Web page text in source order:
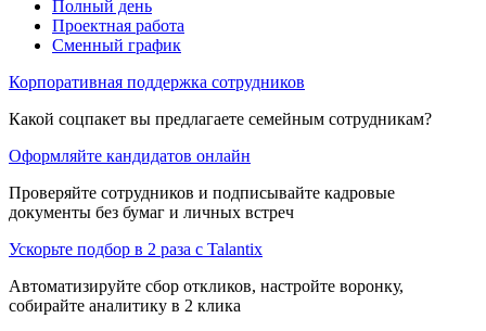
Полный день
Проектная работа
Сменный график
Корпоративная поддержка сотрудников
Какой соцпакет вы предлагаете семейным сотрудникам?
Оформляйте кандидатов онлайн
Проверяйте сотрудников и подписывайте кадровые
документы без бумаг и личных встреч
Ускорьте подбор в 2 раза с Talantix
Автоматизируйте сбор откликов, настройте воронку,
собирайте аналитику в 2 клика